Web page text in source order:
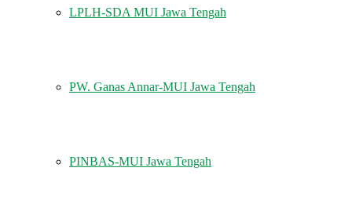
LPLH-SDA MUI Jawa Tengah
PW. Ganas Annar-MUI Jawa Tengah
PINBAS-MUI Jawa Tengah